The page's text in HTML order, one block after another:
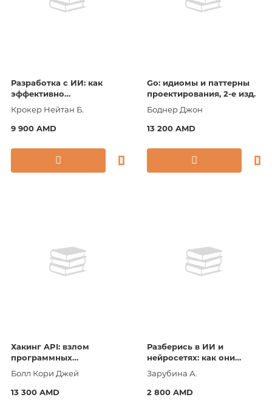
Разработка с ИИ: как
эффективно
использовать ChatGPT и
Copilot
Крокер Нейтан Б.
9 900 AMD
Go: идиомы и паттерны
проектирования, 2-е изд.
Боднер Джон
13 200 AMD
Хакинг API: взлом
программных
интерфейсов веб-
приложений
Болл Кори Джей
13 300 AMD
Разберись в ИИ и
нейросетях: как они
работают, где помогают и
где ошибаются
Зарубина А.
2 800 AMD